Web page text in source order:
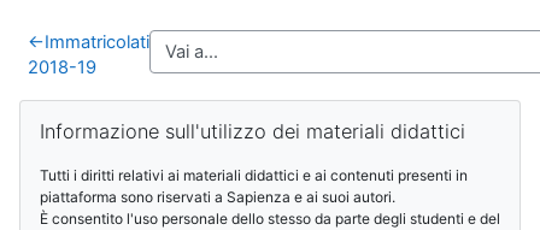
←Immatricolati
2018-19
Informazione sull'utilizzo dei materiali didattici
Tutti i diritti relativi ai materiali didattici e ai contenuti presenti in
piattaforma sono riservati a Sapienza e ai suoi autori.
È consentito l'uso personale dello stesso da parte degli studenti e del